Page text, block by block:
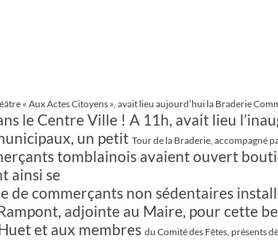
« Aux Actes Citoyens », avait lieu aujourd’hui la Braderie
le Centre Ville ! A 11h, avait lieu
un petit Tour de la Braderie, accompagné
tomblainois avaient ouvert
ainsi se
de commerçants non sédentaires
adjointe au Maire, pour cette
et aux membres du Comité des Fêtes, présents